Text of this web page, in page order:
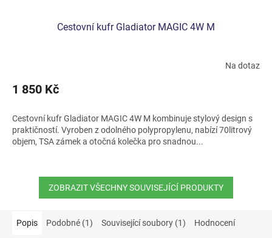
Cestovní kufr Gladiator MAGIC 4W M
Na dotaz
1 850 Kč
Cestovní kufr Gladiator MAGIC 4W M kombinuje stylový design s
praktičností. Vyroben z odolného polypropylenu, nabízí 70litrový
objem, TSA zámek a otočná kolečka pro snadnou...
ZOBRAZIT VŠECHNY SOUVISEJÍCÍ PRODUKTY
Popis Podobné (1) Související soubory (1) Hodnocení